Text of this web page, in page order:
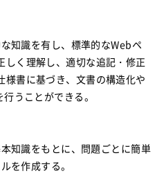
知識を有し、標準的なWebペ
しく理解し、適切な追記・修正
様書に基づき、文書の構造化や
うことができる。
知識をもとに、問題ごとに簡単
を作成する。